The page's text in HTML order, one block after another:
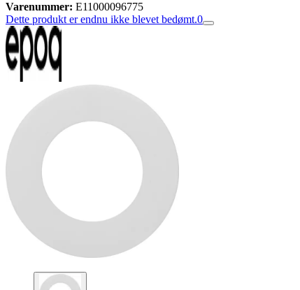
Varenummer: E11000096775
Dette produkt er endnu ikke blevet bedømt.0